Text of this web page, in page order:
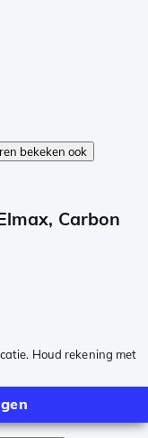
bekeken ook
Carbon
Houd rekening met